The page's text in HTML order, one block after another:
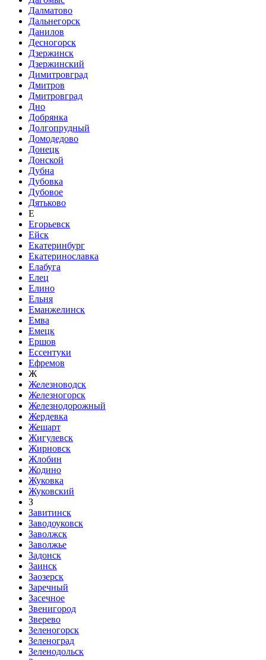
Далматово
Дальнегорск
Данилов
Десногорск
Дзержинск
Дзержинский
Димитровград
Дмитров
Дмитровград
Дно
Добрянка
Долгопрудный
Домодедово
Донецк
Донской
Дубна
Дубовка
Дубовое
Дятьково
Е
Егорьевск
Ейск
Екатеринбург
Екатеринославка
Елабуга
Елец
Елино
Ельня
Еманжелинск
Емва
Емецк
Ершов
Ессентуки
Ефремов
Ж
Железноводск
Железногорск
Железнодорожный
Жердевка
Жешарт
Жигулевск
Жирновск
Жлобин
Жодино
Жуковка
Жуковский
З
Завитинск
Заводоуковск
Заволжск
Заволжье
Задонск
Заинск
Заозерск
Заречный
Засечное
Звенигород
Зверево
Зеленогорск
Зеленоград
Зеленодольск